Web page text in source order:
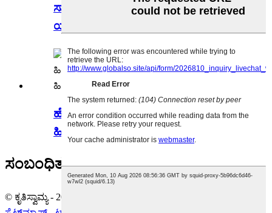
ಸಾಕುಪ್ರಾಣಿಗಳ ಕೂದಲು ಒಣಗಿಸುವ
ಯಂತ್ರಕ್ಕಾಗಿ ಫ್ಲಾಟ್ ವೈರ್ ತಾಪನ ಅಂಶಗಳು
ಹೇರ್ ಡ್ರೈಯರ್ ಹೀಟಿಂಗ್ ಎಲಿಮೆಂಟ್, ಮೈಕಾ
ಹೀಟರ್, ಪೆಟ್ ಡ್ರೈ...
ಸಂಬಂಧಿತ ಮಾಹಿತಿ
© ಕೃತಿಸ್ವಾಮ್ಯ - 2010-2023 : ಎಲ್ಲ ಹಕ್ಕುಗಳನ್ನು ಕಾಯ್ದಿರಿಸಲಾಗಿದೆ.